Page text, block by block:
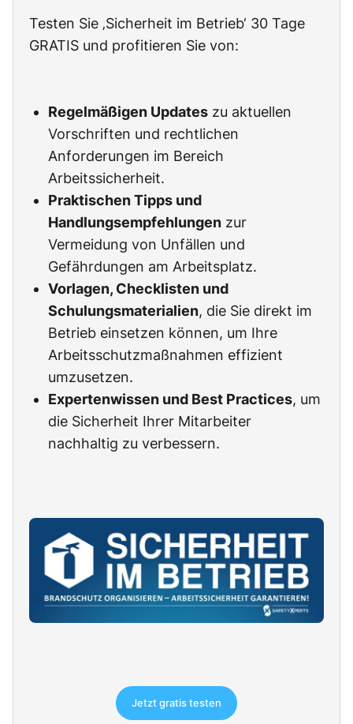
Testen Sie ‚Sicherheit im Betrieb‘ 30 Tage
GRATIS und profitieren Sie von:
Regelmäßigen Updates zu aktuellen
Vorschriften und rechtlichen
Anforderungen im Bereich
Arbeitssicherheit.
Praktischen Tipps und
Handlungsempfehlungen zur
Vermeidung von Unfällen und
Gefährdungen am Arbeitsplatz.
Vorlagen, Checklisten und
Schulungsmaterialien, die Sie direkt im
Betrieb einsetzen können, um Ihre
Arbeitsschutzmaßnahmen effizient
umzusetzen.
Expertenwissen und Best Practices, um
die Sicherheit Ihrer Mitarbeiter
nachhaltig zu verbessern.
Jetzt gratis testen